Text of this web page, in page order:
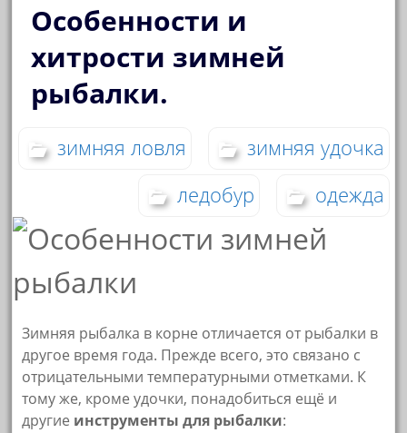
Особенности и
хитрости зимней
рыбалки.
зимняя ловля
зимняя удочка
ледобур
одежда
Зимняя рыбалка в корне отличается от рыбалки в
другое время года. Прежде всего, это связано с
отрицательными температурными отметками. К
тому же, кроме удочки, понадобиться ещё и
другие инструменты для рыбалки: